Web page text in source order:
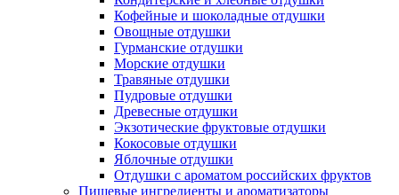
Кофейные и шоколадные отдушки
Овощные отдушки
Гурманские отдушки
Морские отдушки
Травяные отдушки
Пудровые отдушки
Древесные отдушки
Экзотические фруктовые отдушки
Кокосовые отдушки
Яблочные отдушки
Отдушки с ароматом российских фруктов
Пищевые ингредиенты и ароматизаторы